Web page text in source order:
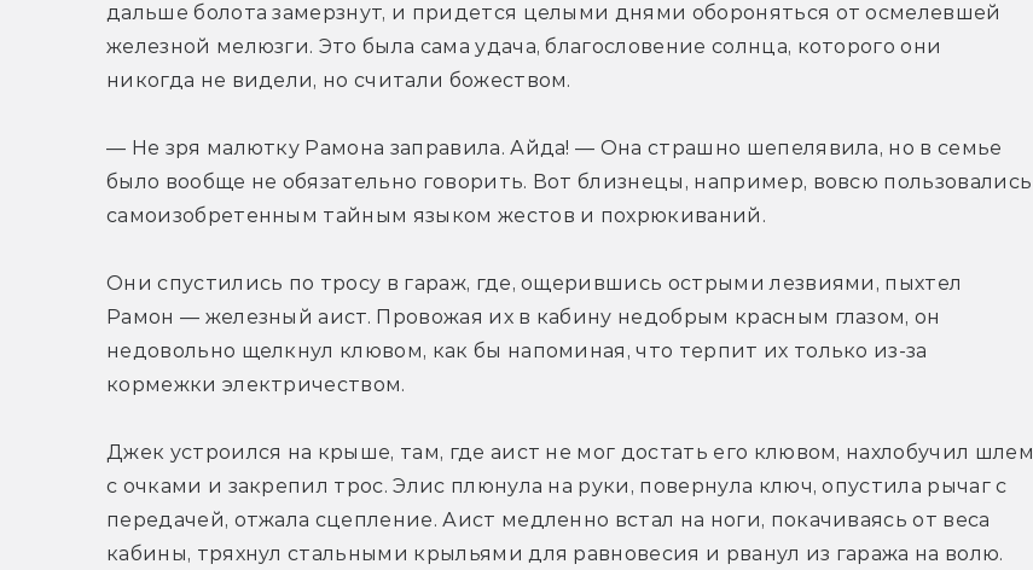
дальше болота замерзнут, и придется целыми днями обороняться от осмелевшей
железной мелюзги. Это была сама удача, благословение солнца, которого они
никогда не видели, но считали божеством.
— Не зря малютку Рамона заправила. Айда! — Она страшно шепелявила, но в семье
было вообще не обязательно говорить. Вот близнецы, например, вовсю пользовались
самоизобретенным тайным языком жестов и похрюкиваний.
Они спустились по тросу в гараж, где, ощерившись острыми лезвиями, пыхтел
Рамон — железный аист. Провожая их в кабину недобрым красным глазом, он
недовольно щелкнул клювом, как бы напоминая, что терпит их только из-за
кормежки электричеством.
Джек устроился на крыше, там, где аист не мог достать его клювом, нахлобучил шлем
с очками и закрепил трос. Элис плюнула на руки, повернула ключ, опустила рычаг с
передачей, отжала сцепление. Аист медленно встал на ноги, покачиваясь от веса
кабины, тряхнул стальными крыльями для равновесия и рванул из гаража на волю.